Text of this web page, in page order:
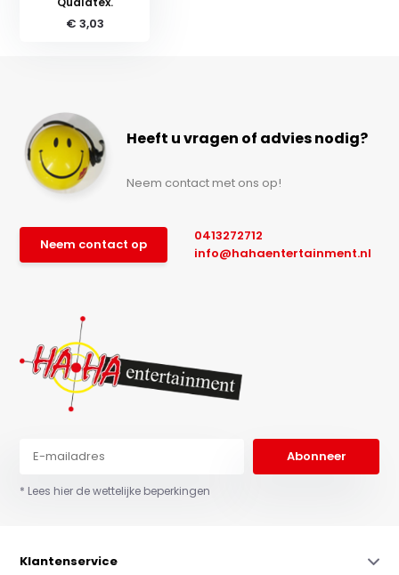
€ 3,03
Heeft u vragen of advies nodig?
Neem contact met ons op!
Neem contact op
0413272712
info@hahaentertainment.nl
Abonneer
* Lees hier de wettelijke beperkingen
Klantenservice